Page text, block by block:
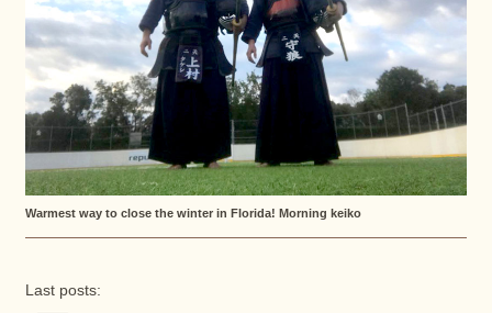
Warmest way to close the winter in Florida! Morning keiko
Last posts: